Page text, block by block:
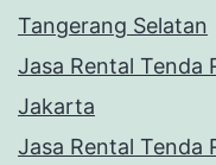
Tangerang Selatan
Jasa Rental Tenda
Jakarta
Jasa Rental Tenda